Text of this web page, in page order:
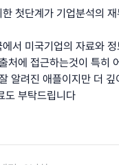
첫단계가 기업분석의
서 미국기업의 자료와
처에 접근하는것이 특히
알려진 애플이지만 더
도 부탁드립니다